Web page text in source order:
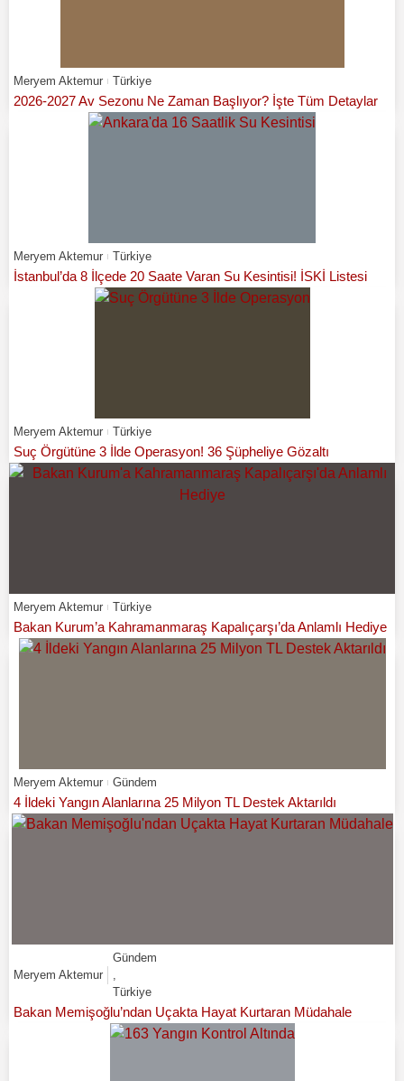
Meryem Aktemur Türkiye
2026-2027 Av Sezonu Ne Zaman Başlıyor? İşte Tüm Detaylar
Meryem Aktemur Türkiye
İstanbul’da 8 İlçede 20 Saate Varan Su Kesintisi! İSKİ Listesi
Meryem Aktemur Türkiye
Suç Örgütüne 3 İlde Operasyon! 36 Şüpheliye Gözaltı
Meryem Aktemur Türkiye
Bakan Kurum’a Kahramanmaraş Kapalıçarşı’da Anlamlı Hediye
Meryem Aktemur Gündem
4 İldeki Yangın Alanlarına 25 Milyon TL Destek Aktarıldı
Meryem Aktemur
Gündem
,
Türkiye
Bakan Memişoğlu’ndan Uçakta Hayat Kurtaran Müdahale